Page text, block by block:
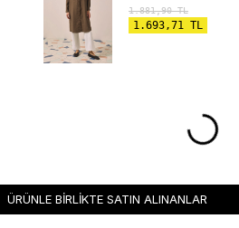
1.881,90TL
1.693,71 TL
ÜRÜNLE BİRLİKTE SATIN ALINANLAR